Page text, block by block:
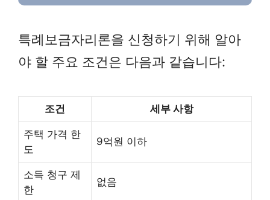
특례보금자리론을 신청하기 위해 알아
야 할 주요 조건은 다음과 같습니다:
조건 세부 사항
주택 가격 한
도
9억원 이하
소득 청구 제
한
없음